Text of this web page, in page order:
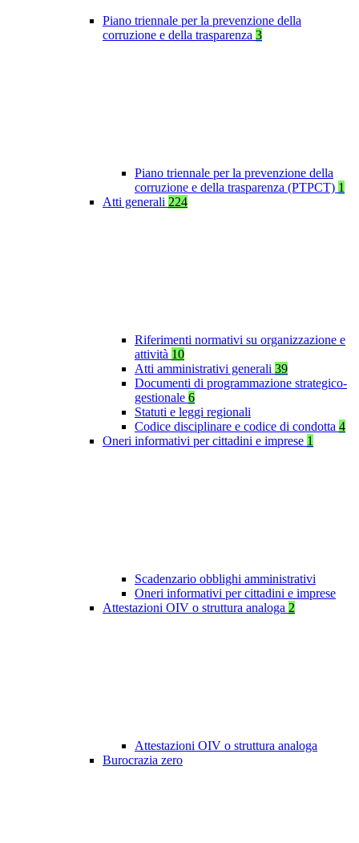
Piano triennale per la prevenzione della
corruzione e della trasparenza 3
Piano triennale per la prevenzione della
corruzione e della trasparenza (PTPCT) 1
Atti generali 224
Riferimenti normativi su organizzazione e
attività 10
Atti amministrativi generali 39
Documenti di programmazione strategico-
gestionale 6
Statuti e leggi regionali
Codice disciplinare e codice di condotta 4
Oneri informativi per cittadini e imprese 1
Scadenzario obblighi amministrativi
Oneri informativi per cittadini e imprese
Attestazioni OIV o struttura analoga 2
Attestazioni OIV o struttura analoga
Burocrazia zero